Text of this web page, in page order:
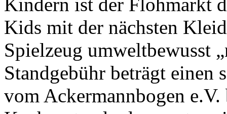
Kids mit der nächsten
Spielzeug umweltbewusst
Standgebühr beträgt einen
vom Ackermannbogen